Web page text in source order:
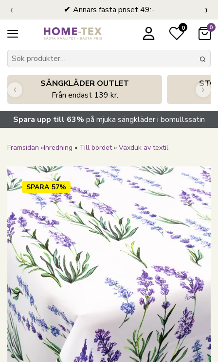
Annars fasta priset 49:-
‹ ›
0 0
SÄNGKLÄDER OUTLET
Från endast 139 kr.
‹ ›
Spara upp till 63% på mjuka sängkläder i bomullssatin
Framsidan »Inredning » Till bordet» Vaxduk av textil
SPARA 57%